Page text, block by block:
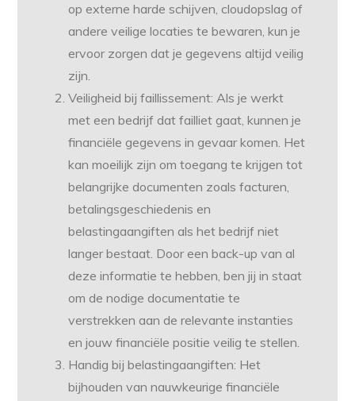
op externe harde schijven, cloudopslag of
andere veilige locaties te bewaren, kun je
ervoor zorgen dat je gegevens altijd veilig
zijn.
Veiligheid bij faillissement: Als je werkt
met een bedrijf dat failliet gaat, kunnen je
financiële gegevens in gevaar komen. Het
kan moeilijk zijn om toegang te krijgen tot
belangrijke documenten zoals facturen,
betalingsgeschiedenis en
belastingaangiften als het bedrijf niet
langer bestaat. Door een back-up van al
deze informatie te hebben, ben jij in staat
om de nodige documentatie te
verstrekken aan de relevante instanties
en jouw financiële positie veilig te stellen.
Handig bij belastingaangiften: Het
bijhouden van nauwkeurige financiële